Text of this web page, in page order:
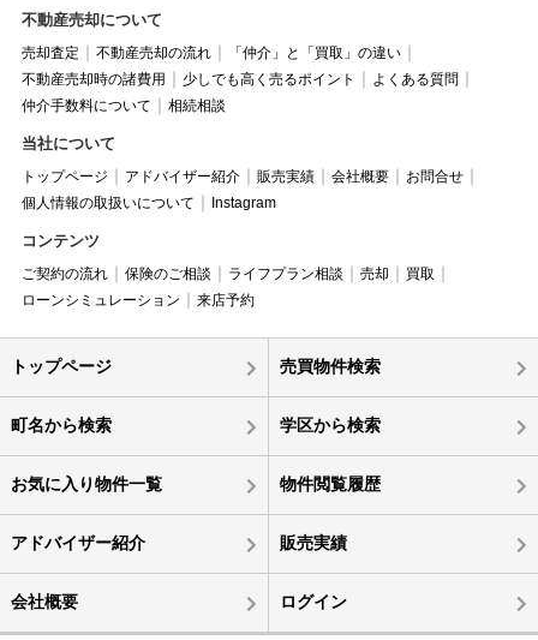
不動産売却について
売却査定 不動産売却の流れ
「仲介」と「買取」の違い
不動産売却時の諸費用
少しでも高く売るポイント
よくある質問
仲介手数料について
相続相談
当社について
トップページ アドバイザー紹介 販売実績 会社概要
お問合せ
個人情報の取扱いについて
Instagram
コンテンツ
ご契約の流れ 保険のご相談 ライフプラン相談 売却
買取
ローンシミュレーション
来店予約
トップページ 売買物件検索
町名から検索 学区から検索
お気に入り物件一覧 物件閲覧履歴
アドバイザー紹介 販売実績
会社概要 ログイン